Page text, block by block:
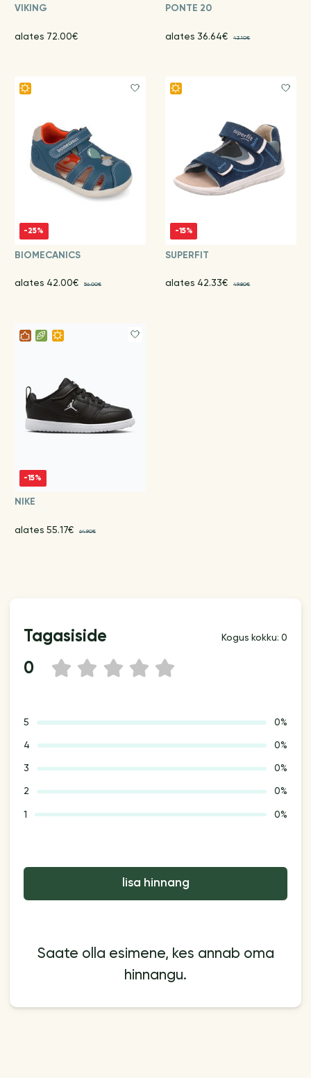
VIKING
alates 72.00€
PONTE 20
alates 36.64€ 43.10€
-25%
BIOMECANICS
alates 42.00€ 56.00€
-15%
SUPERFIT
alates 42.33€ 49.80€
-15%
NIKE
alates 55.17€ 64.90€
Tagasiside Kogus kokku: 0
0 5
4
3
2
1
5 0%
4 0%
3 0%
2 0%
1 0%
lisa hinnang
Saate olla esimene, kes annab oma
hinnangu.